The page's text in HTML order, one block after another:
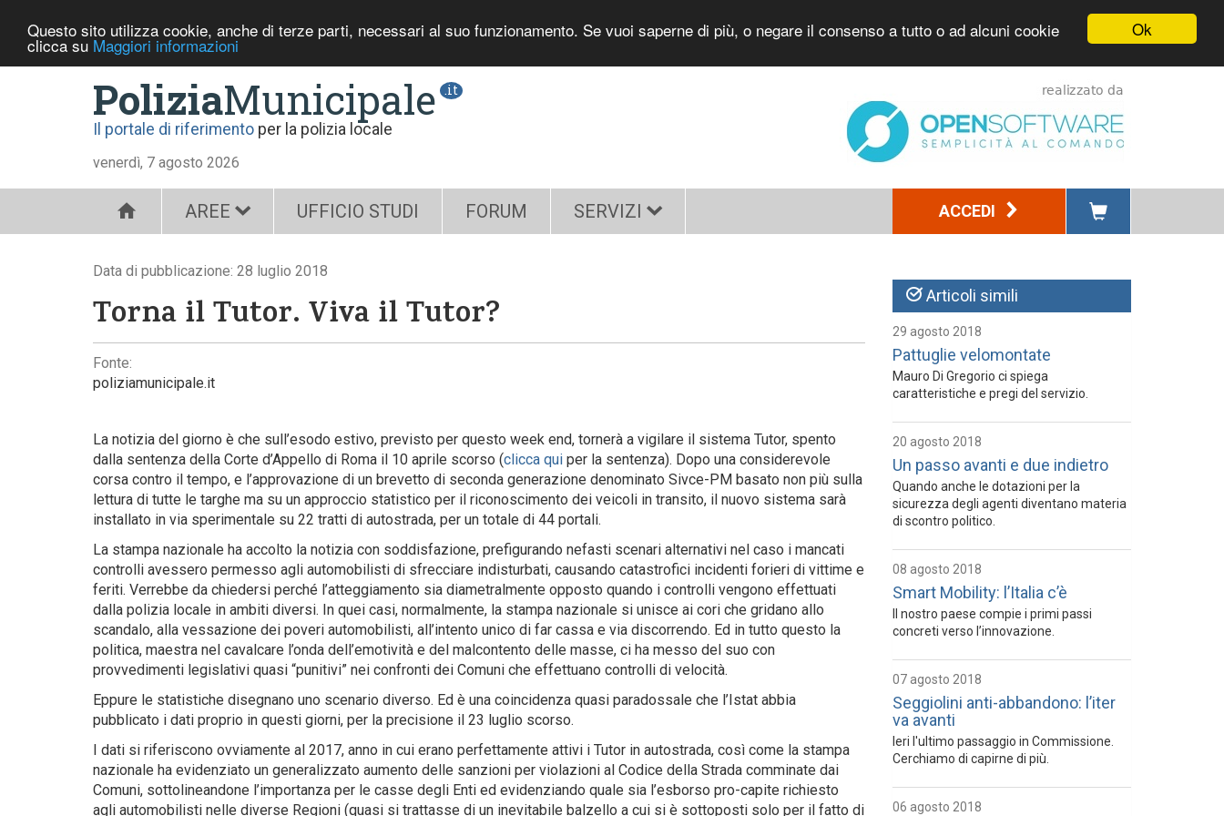
Ok
Questo sito utilizza cookie, anche di terze parti, necessari al suo funzionamento. Se vuoi saperne di più, o negare il consenso a tutto o ad alcuni cookie
clicca su Maggiori informazioni
PoliziaMunicipale .it
Il portale di riferimento per la polizia locale
venerdì, 7 agosto 2026
AREE UFFICIO STUDI FORUM SERVIZI ACCEDI
Data di pubblicazione: 28 luglio 2018
Torna il Tutor. Viva il Tutor?
Fonte:
poliziamunicipale.it
La notizia del giorno è che sull’esodo estivo, previsto per questo week end, tornerà a vigilare il sistema Tutor, spento
dalla sentenza della Corte d’Appello di Roma il 10 aprile scorso (clicca qui per la sentenza). Dopo una considerevole
corsa contro il tempo, e l’approvazione di un brevetto di seconda generazione denominato Sivce-PM basato non più sulla
lettura di tutte le targhe ma su un approccio statistico per il riconoscimento dei veicoli in transito, il nuovo sistema sarà
installato in via sperimentale su 22 tratti di autostrada, per un totale di 44 portali.
La stampa nazionale ha accolto la notizia con soddisfazione, prefigurando nefasti scenari alternativi nel caso i mancati
controlli avessero permesso agli automobilisti di sfrecciare indisturbati, causando catastrofici incidenti forieri di vittime e
feriti. Verrebbe da chiedersi perché l’atteggiamento sia diametralmente opposto quando i controlli vengono effettuati
dalla polizia locale in ambiti diversi. In quei casi, normalmente, la stampa nazionale si unisce ai cori che gridano allo
scandalo, alla vessazione dei poveri automobilisti, all’intento unico di far cassa e via discorrendo. Ed in tutto questo la
politica, maestra nel cavalcare l’onda dell’emotività e del malcontento delle masse, ci ha messo del suo con
provvedimenti legislativi quasi “punitivi” nei confronti dei Comuni che effettuano controlli di velocità.
Eppure le statistiche disegnano uno scenario diverso. Ed è una coincidenza quasi paradossale che l’Istat abbia
pubblicato i dati proprio in questi giorni, per la precisione il 23 luglio scorso.
I dati si riferiscono ovviamente al 2017, anno in cui erano perfettamente attivi i Tutor in autostrada, così come la stampa
nazionale ha evidenziato un generalizzato aumento delle sanzioni per violazioni al Codice della Strada comminate dai
Comuni, sottolineandone l’importanza per le casse degli Enti ed evidenziando quale sia l’esborso pro-capite richiesto
agli automobilisti nelle diverse Regioni (quasi si trattasse di un inevitabile balzello a cui si è sottoposti solo per il fatto di
Articoli simili
29 agosto 2018
Pattuglie velomontate
Mauro Di Gregorio ci spiega
caratteristiche e pregi del servizio.
20 agosto 2018
Un passo avanti e due indietro
Quando anche le dotazioni per la
sicurezza degli agenti diventano materia
di scontro politico.
08 agosto 2018
Smart Mobility: l’Italia c’è
Il nostro paese compie i primi passi
concreti verso l’innovazione.
07 agosto 2018
Seggiolini anti-abbandono: l’iter
va avanti
Ieri l'ultimo passaggio in Commissione.
Cerchiamo di capirne di più.
06 agosto 2018